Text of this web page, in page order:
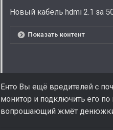
Новый кабель hdmi 2.1 за
Показать контент
Енто Вы ещё вредителей с
монитор и подключить его по
вопрошающий жмёт денюжки